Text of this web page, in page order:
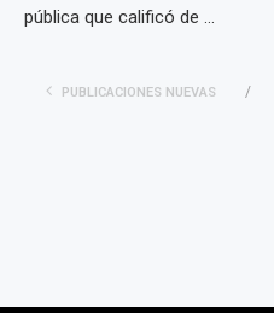
pública que calificó de ...
PUBLICACIONES NUEVAS